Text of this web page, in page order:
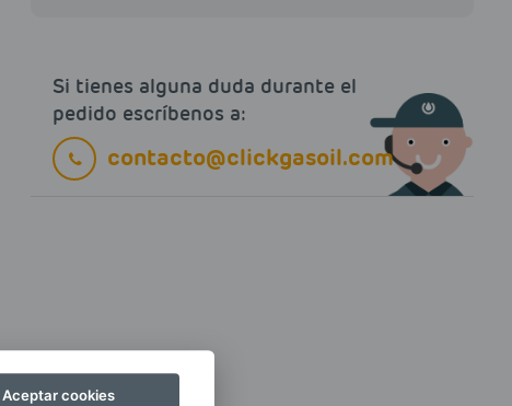
Si tienes alguna duda durante el
pedido escríbenos a:
contacto@clickgasoil.com
Aceptar cookies